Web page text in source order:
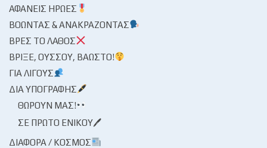
ΑΦΑΝΕΊΣ ΉΡΩΕΣ
ΒΟΏΝΤΑΣ & ΑΝΑΚΡΆΖΟΝΤΑΣ
ΒΡΕΣ ΤΟ ΛΆΘΟΣ
ΒΡΊΞΕ, ΟΎΣΣΟΥ, ΒΆΩΣΤΟ!
ΓΙΑ ΛΊΓΟΥΣ
ΔΙΑ ΥΠΟΓΡΑΦΉΣ
ΘΩΡΟΎΝ ΜΑΣ!
ΣΕ ΠΡΏΤΟ ΕΝΙΚΟΎ🖊
ΔΙΆΦΟΡΑ / ΚΌΣΜΟΣ